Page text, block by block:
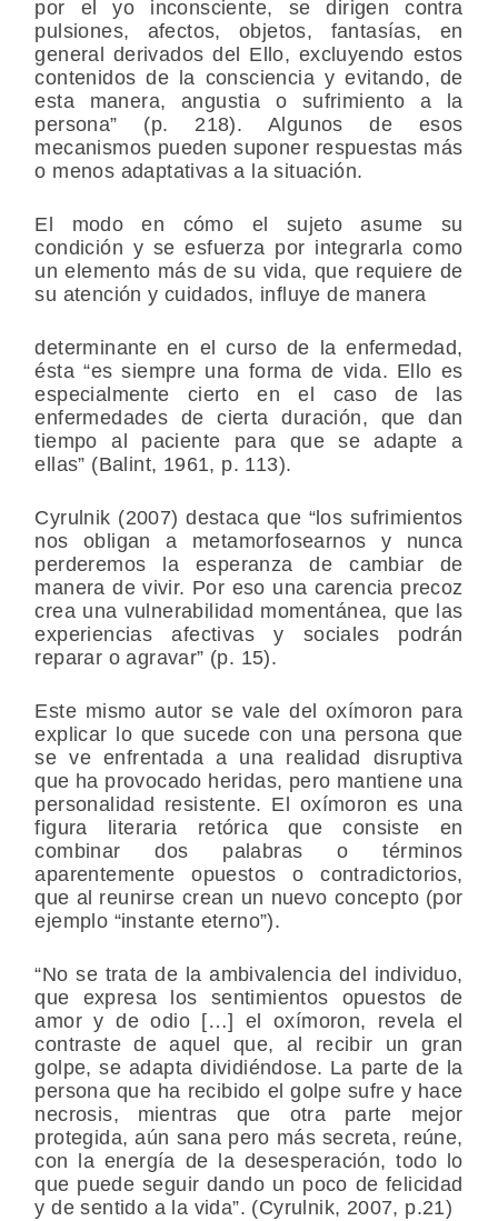
por el yo inconsciente, se dirigen contra
pulsiones, afectos, objetos, fantasías, en
general derivados del Ello, excluyendo estos
contenidos de la consciencia y evitando, de
esta manera, angustia o sufrimiento a la
persona” (p. 218). Algunos de esos
mecanismos pueden suponer respuestas más
o menos adaptativas a la situación.
El modo en cómo el sujeto asume su
condición y se esfuerza por integrarla como
un elemento más de su vida, que requiere de
su atención y cuidados, influye de manera
determinante en el curso de la enfermedad,
ésta “es siempre una forma de vida. Ello es
especialmente cierto en el caso de las
enfermedades de cierta duración, que dan
tiempo al paciente para que se adapte a
ellas” (Balint, 1961, p. 113).
Cyrulnik (2007) destaca que “los sufrimientos
nos obligan a metamorfosearnos y nunca
perderemos la esperanza de cambiar de
manera de vivir. Por eso una carencia precoz
crea una vulnerabilidad momentánea, que las
experiencias afectivas y sociales podrán
reparar o agravar” (p. 15).
Este mismo autor se vale del oxímoron para
explicar lo que sucede con una persona que
se ve enfrentada a una realidad disruptiva
que ha provocado heridas, pero mantiene una
personalidad resistente. El oxímoron es una
figura literaria retórica que consiste en
combinar dos palabras o términos
aparentemente opuestos o contradictorios,
que al reunirse crean un nuevo concepto (por
ejemplo “instante eterno”).
“No se trata de la ambivalencia del individuo,
que expresa los sentimientos opuestos de
amor y de odio […] el oxímoron, revela el
contraste de aquel que, al recibir un gran
golpe, se adapta dividiéndose. La parte de la
persona que ha recibido el golpe sufre y hace
necrosis, mientras que otra parte mejor
protegida, aún sana pero más secreta, reúne,
con la energía de la desesperación, todo lo
que puede seguir dando un poco de felicidad
y de sentido a la vida”. (Cyrulnik, 2007, p.21)